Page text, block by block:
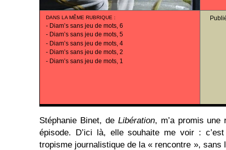
DANS LA MÊME RUBRIQUE :
- Diam’s sans jeu de mots, 6
- Diam’s sans jeu de mots, 5
- Diam’s sans jeu de mots, 4
- Diam’s sans jeu de mots, 2
- Diam’s sans jeu de mots, 1
Stéphanie Binet, de Libération, m’a promis une
épisode. D’ici là, elle souhaite me voir :
tropisme journalistique de la « rencontre », sans